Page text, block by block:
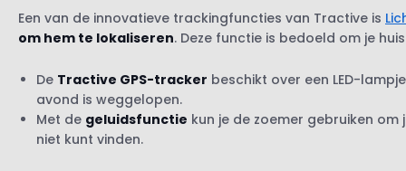
Een van de innovatieve trackingfuncties van Tractive is
om hem te lokaliseren. Deze functie is bedoeld om je
De Tractive GPS-tracker beschikt over een LED-
avond is weggelopen.
Met de geluidsfunctie kun je de zoemer gebruiken
niet kunt vinden.